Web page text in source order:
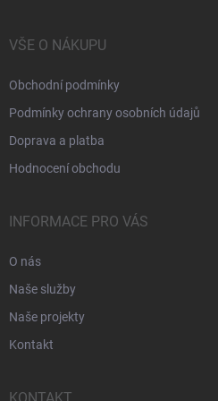
VŠE O NÁKUPU
Obchodní podmínky
Podmínky ochrany osobních údajů
Doprava a platba
Hodnocení obchodu
INFORMACE PRO VÁS
O nás
Naše služby
Naše projekty
Kontakt